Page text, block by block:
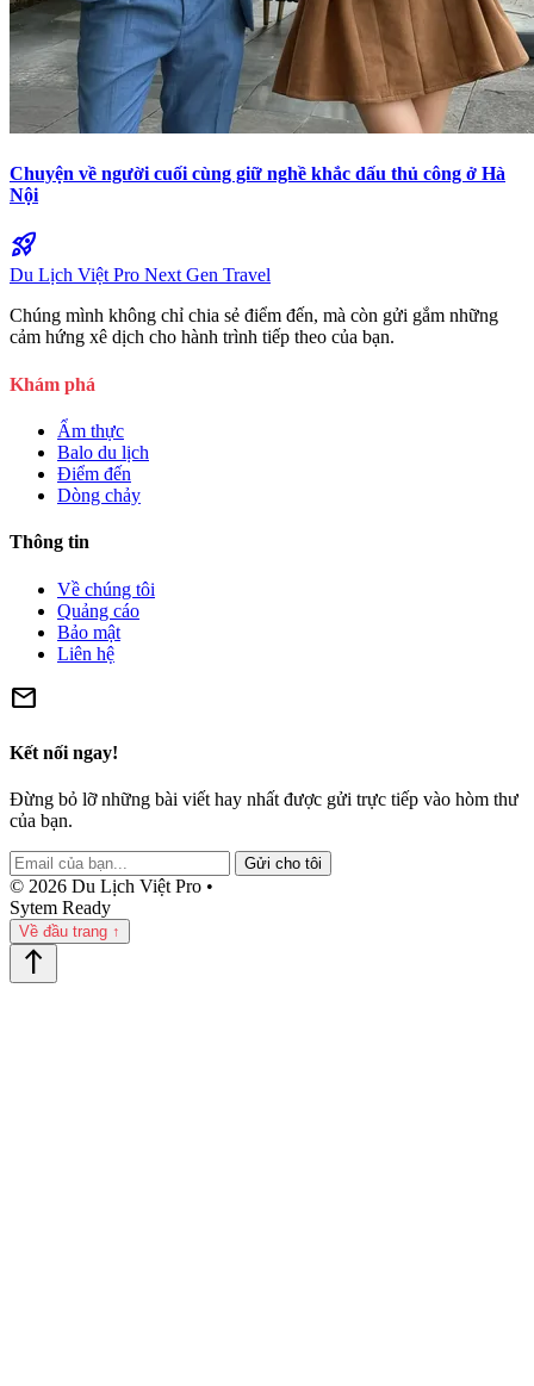
Chuyện về người cuối cùng giữ nghề khắc dấu thủ công ở Hà
Nội
rocket_launch
Du Lịch Việt Pro Next Gen Travel
Chúng mình không chỉ chia sẻ điểm đến, mà còn gửi gắm những
cảm hứng xê dịch cho hành trình tiếp theo của bạn.
Khám phá
Ẩm thực
Balo du lịch
Điểm đến
Dòng chảy
Thông tin
Về chúng tôi
Quảng cáo
Bảo mật
Liên hệ
mail
Kết nối ngay!
Đừng bỏ lỡ những bài viết hay nhất được gửi trực tiếp vào hòm thư
của bạn.
Gửi cho tôi
© 2026 Du Lịch Việt Pro •
Sytem Ready
Về đầu trang ↑
north